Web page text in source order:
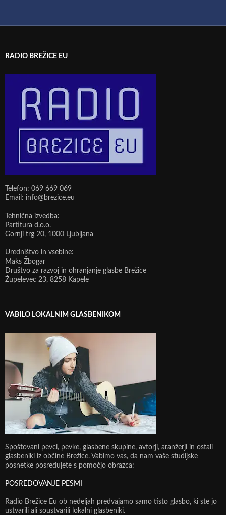
RADIO BREŽICE EU
Telefon: 069 669 069
Email: info@brezice.eu
Tehnična izvedba:
Partitura d.o.o.
Gornji trg 20, 1000 Ljubljana
Uredništvo in vsebine:
Maks Žbogar
Društvo za razvoj in ohranjanje glasbe Brežice
Župelevec 23, 8258 Kapele
VABILO LOKALNIM GLASBENIKOM
Spoštovani pevci, pevke, glasbene skupine, avtorji, aranžerji in ostali
glasbeniki iz občine Brežice. Vabimo vas, da nam vaše studijske
posnetke posredujete s pomočjo obrazca:
POSREDOVANJE PESMI
Radio Brežice Eu ob nedeljah predvajamo samo tisto glasbo, ki ste jo
ustvarili ali soustvarili lokalni glasbeniki.